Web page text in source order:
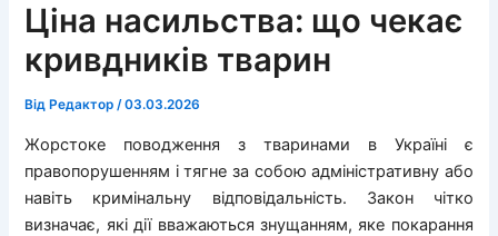
Ціна насильства: що чекає
кривдників тварин
Від Редактор/03.03.2026
Жорстоке поводження з тваринами в Україні є
правопорушенням і тягне за собою адміністративну або
навіть кримінальну відповідальність. Закон чітко
визначає, які дії вважаються знущанням, яке покарання